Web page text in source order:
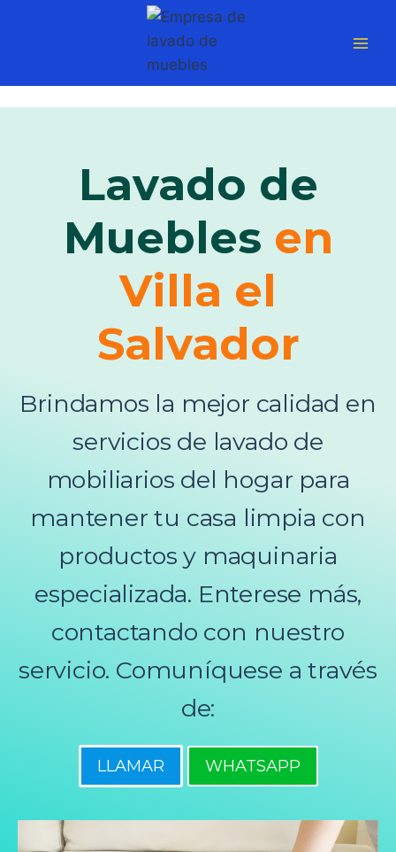
Lavado de
Muebles en
Villa el
Salvador
Brindamos la mejor calidad en
servicios de lavado de
mobiliarios del hogar para
mantener tu casa limpia con
productos y maquinaria
especializada. Enterese más,
contactando con nuestro
servicio. Comuníquese a través
de:
LLAMAR WHATSAPP